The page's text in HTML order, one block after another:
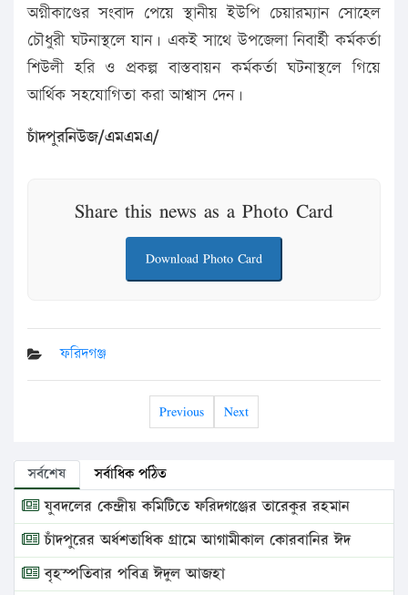
অগ্নীকাণ্ডের সংবাদ পেয়ে স্থানীয় ইউপি চেয়ারম্যান সোহেল
চৌধুরী ঘটনাস্থলে যান। একই সাথে উপজেলা নিবার্হী কর্মকর্তা
শিউলী হরি ও প্রকল্প বাস্তবায়ন কর্মকর্তা ঘটনাস্থলে গিয়ে
আর্থিক সহযোগিতা করা আশ্বাস দেন।
চাঁদপুরনিউজ/এমএমএ/
Share this news as a Photo Card
Download Photo Card
ফরিদগঞ্জ
Previous Next
সর্বশেষ সর্বাধিক পঠিত
যুবদলের কেন্দ্রীয় কমিটিতে ফরিদগঞ্জের তারেকুর রহমান
চাঁদপুরের অর্ধশতাধিক গ্রামে আগামীকাল কোরবানির ঈদ
বৃহস্পতিবার পবিত্র ঈদুল আজহা